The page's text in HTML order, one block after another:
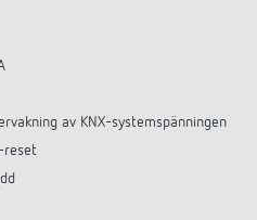
av KNX-systemspänningen
reset